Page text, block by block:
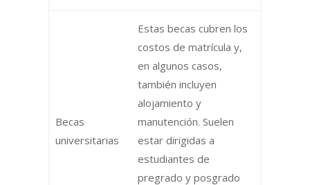
Becas
universitarias
Estas becas cubren los
costos de matrícula y,
en algunos casos,
también incluyen
alojamiento y
manutención. Suelen
estar dirigidas a
estudiantes de
pregrado y posgrado